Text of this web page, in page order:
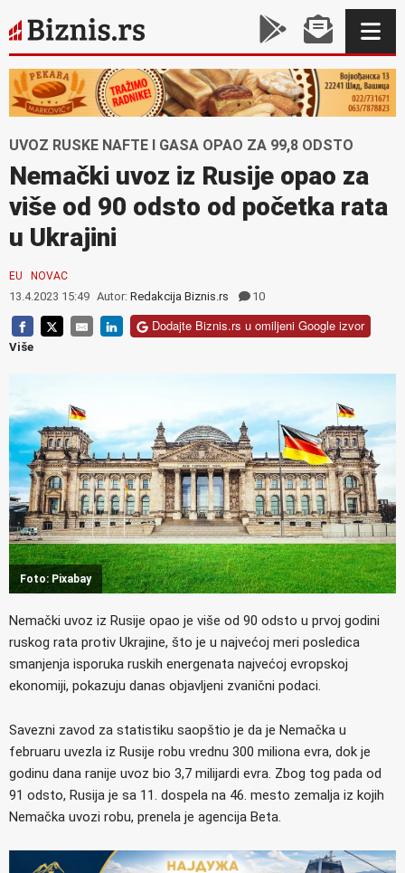
UVOZ RUSKE NAFTE I GASA OPAO ZA 99,8 ODSTO
Nemački uvoz iz Rusije opao za
više od 90 odsto od početka rata
u Ukrajini
EU NOVAC
13.4.2023 15:49 Autor: Redakcija Biznis.rs 10
Dodajte Biznis.rs u omiljeni Google izvor
Više
Foto: Pixabay
Nemački uvoz iz Rusije opao je više od 90 odsto u prvoj godini
ruskog rata protiv Ukrajine, što je u najvećoj meri posledica
smanjenja isporuka ruskih energenata najvećoj evropskoj
ekonomiji, pokazuju danas objavljeni zvanični podaci.
Savezni zavod za statistiku saopštio je da je Nemačka u
februaru uvezla iz Rusije robu vrednu 300 miliona evra, dok je
godinu dana ranije uvoz bio 3,7 milijardi evra. Zbog tog pada od
91 odsto, Rusija je sa 11. dospela na 46. mesto zemalja iz kojih
Nemačka uvozi robu, prenela je agencija Beta.